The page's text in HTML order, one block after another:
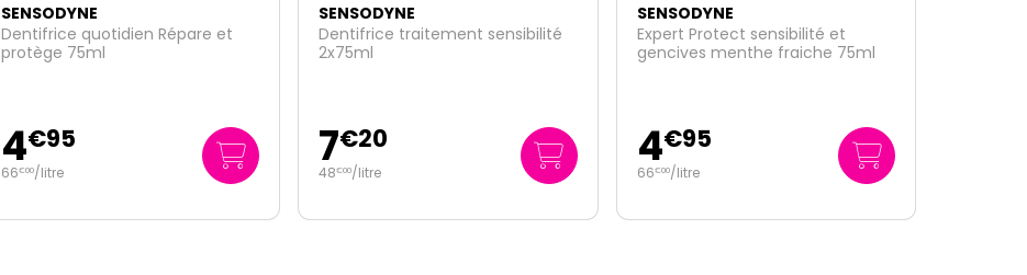
SENSODYNE
Dentifrice traitement sensibilité
2x75ml
7€20
48€00/litre
SENSODYNE
Expert Protect sensibilité et
gencives menthe fraiche 75ml
4€95
66€00/litre
SENSODYNE
Brosse à dents extra-souple soin
et précision
2€95